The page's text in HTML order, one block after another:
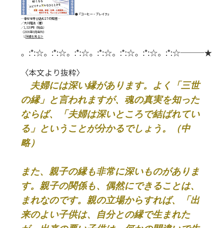
●『コーヒー・ブレイク』
―幸せを呼び込む27の知恵―
／大川隆法（著）
／1,320 円（税込）
（2006年6月発刊）
L詳細を見る≫
。:*:☆。:*:☆。:*:☆。:*:☆。:*:☆。:*:☆。:*:☆───★
〈本文より抜粋〉
夫婦には深い縁があります。よく「三世
の縁」と言われますが、魂の真実を知った
ならば、「夫婦は深いところで結ばれてい
る」ということが分かるでしょう。（中
略）
また、親子の縁も非常に深いものがありま
す。親子の関係も、偶然にできることは、
まれなのです。親の立場からすれば、「出
来のよい子供は、自分との縁で生まれた